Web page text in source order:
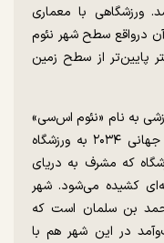
ورزشگاهی با معماری
درواقع سطح شهر نئوم
چمن آن هم حدود ۳۵۰ متر پایین‌تر از سطح زمین
به نام «نئوم اس‌سی»
افتتاح شده است که پس از پایان جام جهانی ۲۰۳۴ به ورزشگاه
که مشرف به دریای
کشیده می‌شود. شهر
محمد بن سلمان است که
در این شهر هم با